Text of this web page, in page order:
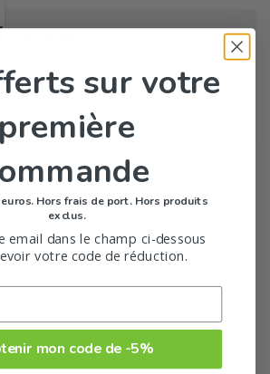
de la marque
sur votre
première
Hors frais de port. Hors produits
exclus.
email dans le champ ci-dessous
votre code de réduction.
mon code de -5%